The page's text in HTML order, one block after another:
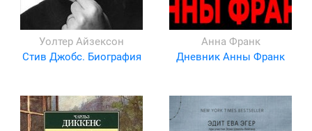
Уолтер Айзексон
Стив Джобс. Биография
Анна Франк
Дневник Анны Франк